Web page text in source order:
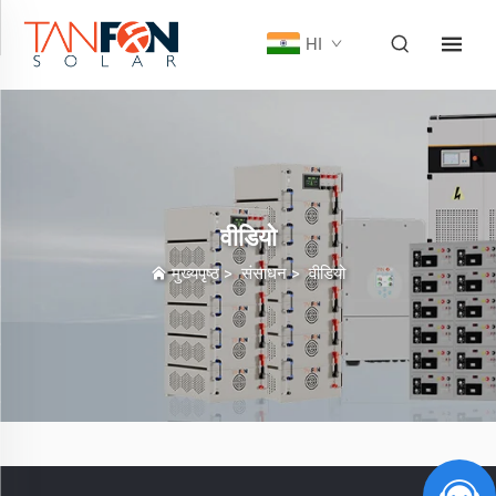
HI
वीडियो
मुख्यपृष्ठ>संसाधन>वीडियो